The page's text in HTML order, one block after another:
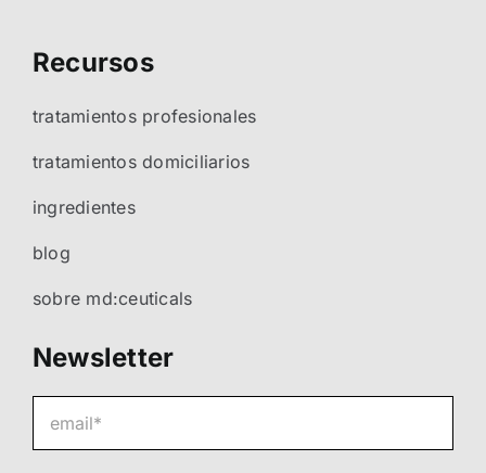
Recursos
tratamientos profesionales
tratamientos domiciliarios
ingredientes
blog
sobre md:ceuticals
Newsletter